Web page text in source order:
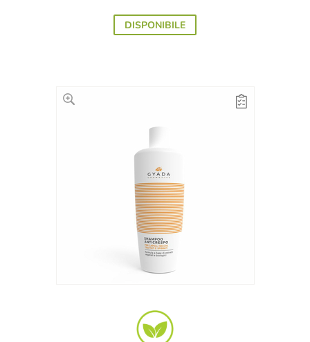
DISPONIBILE